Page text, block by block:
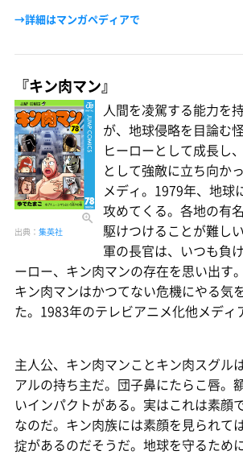
→詳細はマンガペディアで
『キン肉マン』
出典： 集英社
人間を凌駕する能力を
が、地球侵略を目論む
ヒーローとして成長し
として強敵に立ち向か
メディ。1979年、地球
攻めてくる。各地の有
駆けつけることが難し
軍の長官は、いつも負
ーロー、キン肉マンの存在を思い出す
キン肉マンはかつてない危機にやる気
た。1983年のテレビアニメ化他メディ
主人公、キン肉マンことキン肉スグル
アルの持ち主だ。団子鼻にたらこ唇。
いインパクトがある。実はこれは素顔
なのだ。キン肉族には素顔を見られて
掟があるのだそうだ。地球を守るため